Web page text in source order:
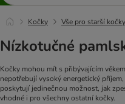
Kočky Vše pro starší kočky
Nízkotučné
Kočky mohou mít s přibývajícím
nepotřebují vysoký energetický
poskytují jedinečnou možnost, jak
vhodné i pro všechny ostatní kočky.